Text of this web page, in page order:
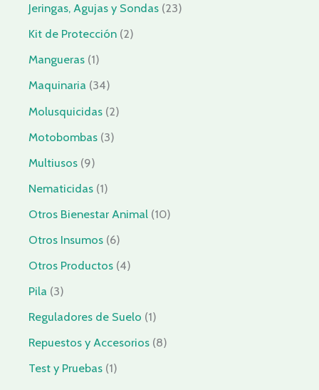
Jeringas, Agujas y Sondas 23
Kit de Protección 2
Mangueras 1
Maquinaria 34
Molusquicidas 2
Motobombas 3
Multiusos 9
Nematicidas 1
Otros Bienestar Animal 10
Otros Insumos 6
Otros Productos 4
Pila 3
Reguladores de Suelo 1
Repuestos y Accesorios 8
Test y Pruebas 1